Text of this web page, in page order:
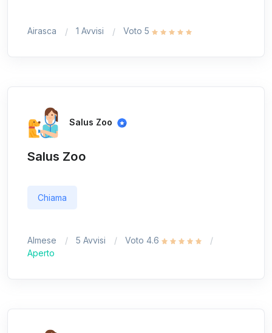
Airasca 1 Avvisi Voto 5
Salus Zoo
Salus Zoo
Chiama
Almese 5 Avvisi
Voto 4.6
Aperto